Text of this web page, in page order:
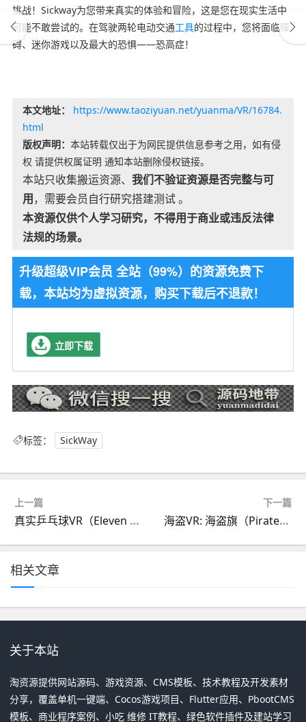
挑战！Sickway为您带来真实的体验和冒险，这是您在现实生活中
可能不敢尝试的。在驾驶两轮电动交通工具的过程中，您将面临障
碍、迷你游戏以及最大的恐惧——恐高症！
本文地址：
https://www.taoziyuan.net/yuanma/VR/16784.
html
版权声明： 本站转载仅出于为网民提供信息参考之用，如有侵
权 请提供权属证明 通知本站删除侵权链接。
本站只收集搬运资源、 我们不验证资源是否完整与可
用，需要会员自行研究搭建测试 。
本资源仅供个人学习研究，不得用于商业或违反法律
法规的场景。
升级超级VIP会员 全站（99%）的资源免费下
载，本站均为虚拟资源，购买下载后不退款！
立即下载
标签： SickWay
上一篇
真实乒乓球VR（Eleven Table Tennis VR）
下一篇
海盗VR: 海盗旗（Pirates VR: Jolly Roger）
相关文章
关于本站
淘资源提供网站源码、游戏资源、CMS模板、技术教程及开发素材
分享，覆盖单机一键端、Cocos游戏项目、Flutter应用、PbootCMS
模板、商业程序案例、小吃 维修 IT教程、绿色软件插件及建站学习